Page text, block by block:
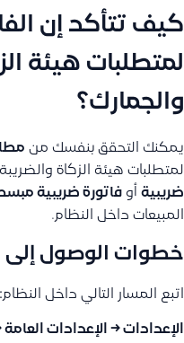
كيف تتأكد إن
لمتطلبات هيئة
والجمارك؟
يمكنك التحقق بنفسك من
لمتطلبات هيئة الزكاة
ضريبية أو فاتورة ضريبية
المبيعات داخل النظام.
خطوات الوصول إلى
اتبع المسار التالي داخل النظام:
الإعدادات → الإعدادات